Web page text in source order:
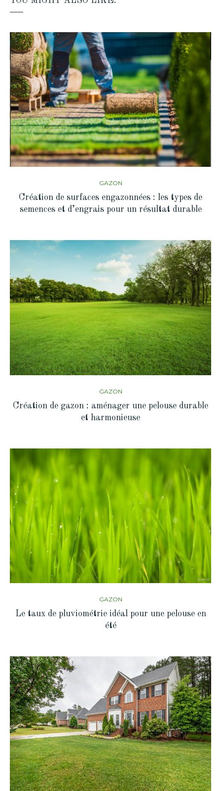
GAZON
Création de surfaces engazonnées : les types de
semences et d’engrais pour un résultat durable
GAZON
Création de gazon : aménager une pelouse durable
et harmonieuse
GAZON
Le taux de pluviométrie idéal pour une pelouse en
été